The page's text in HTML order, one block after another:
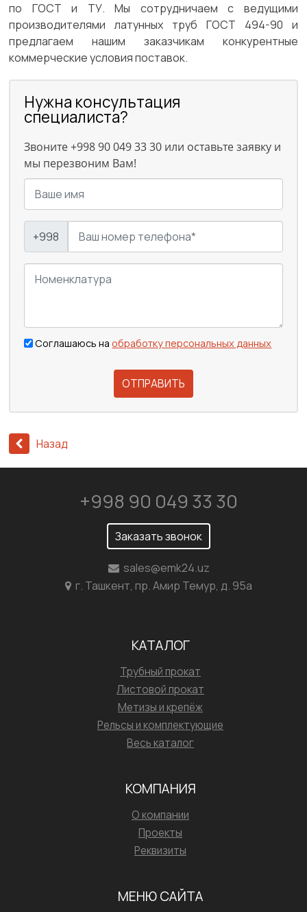
по ГОСТ и ТУ. Мы сотрудничаем с ведущими
производителями латунных труб ГОСТ 494-90 и
предлагаем нашим заказчикам конкурентные
коммерческие условия поставок.
Нужна консультация
специалиста?
Звоните +998 90 049 33 30 или оставьте заявку и
мы перезвоним Вам!
+998
Соглашаюсь наобработку персональных данных
ОТПРАВИТЬ
Назад
+998 90 049 33 30
Заказать звонок
sales@emk24.uz
г. Ташкент, пр. Амир Темур, д. 95а
КАТАЛОГ
Трубный прокат
Листовой прокат
Метизы и крепёж
Рельсы и комплектующие
Весь каталог
КОМПАНИЯ
О компании
Проекты
Реквизиты
МЕНЮ САЙТА